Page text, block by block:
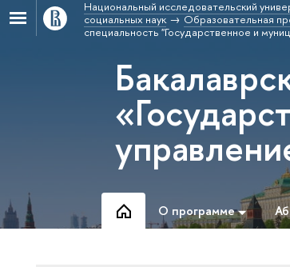
Национальный исследовательский
социальных наук
Образовательная
специальность "Государственное и
О программе